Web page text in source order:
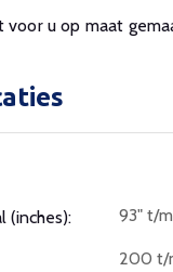
u op maat
(inches): 93" t/
200 t/